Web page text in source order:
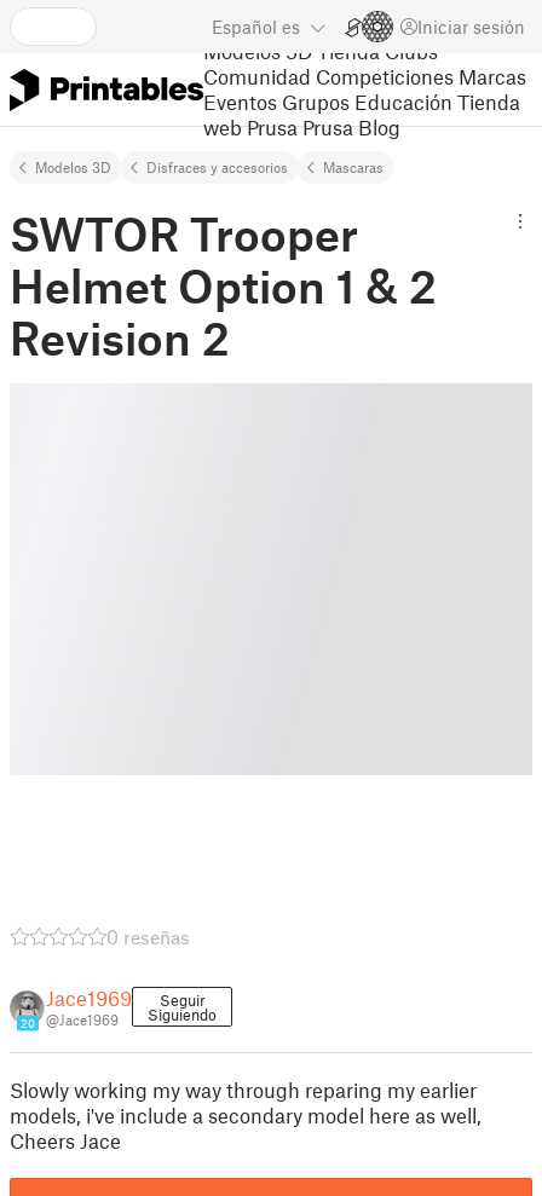
Español es Iniciar sesión
Modelos 3D Tienda Clubs
Comunidad Competiciones Marcas
Eventos Grupos Educación Tienda
web Prusa Prusa Blog
Modelos 3D Disfraces y accesorios Mascaras
SWTOR Trooper
Helmet Option 1 & 2
Revision 2
0 reseñas
20
Jace1969
@Jace1969
Seguir
Siguiendo
Slowly working my way through reparing my earlier
models, i've include a secondary model here as well,
Cheers Jace